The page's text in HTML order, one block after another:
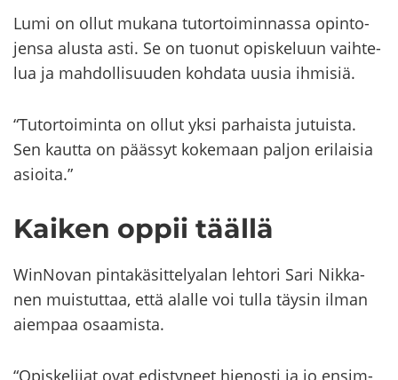
Lumi on ollut mu­ka­na tu­tor­toi­min­nas­sa opin­to­
jen­sa alus­ta asti. Se on tuo­nut opis­ke­luun vaih­te­
lua ja mah­dol­li­suu­den koh­da­ta uusia ih­mi­siä.
“Tu­tor­toi­min­ta on ollut yksi par­hais­ta ju­tuis­ta.
Sen kaut­ta on pääs­syt ko­ke­maan pal­jon eri­lai­sia
asioi­ta.”
Kai­ken oppii tääl­lä
WinNovan pin­ta­kä­sit­te­ly­alan leh­to­ri Sari Nik­ka­
nen muis­tut­taa, että alal­le voi tulla täy­sin ilman
ai­em­paa osaa­mis­ta.
“Opis­ke­li­jat ovat edis­ty­neet hie­nos­ti ja jo en­sim­